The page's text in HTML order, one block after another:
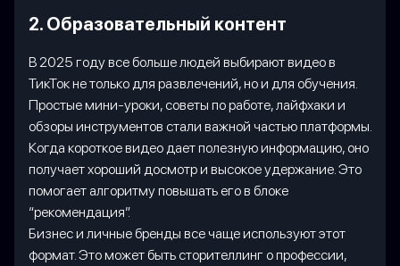
2. Образовательный контент
В 2025 году все больше людей выбирают видео в
ТикТок не только для развлечений, но и для обучения.
Простые мини-уроки, советы по работе, лайфхаки и
обзоры инструментов стали важной частью платформы.
Когда короткое видео дает полезную информацию, оно
получает хороший досмотр и высокое удержание. Это
помогает алгоритму повышать его в блоке
“рекомендация”.
Бизнес и личные бренды все чаще используют этот
формат. Это может быть сторителлинг о профессии,